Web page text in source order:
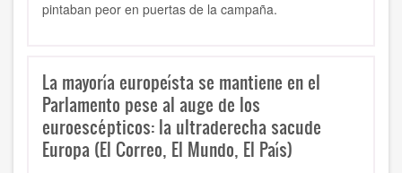
pintaban peor en puertas de la campaña.
La mayoría europeísta se mantiene en el
Parlamento pese al auge de los
euroescépticos: la ultraderecha sacude
Europa (El Correo, El Mundo, El País)